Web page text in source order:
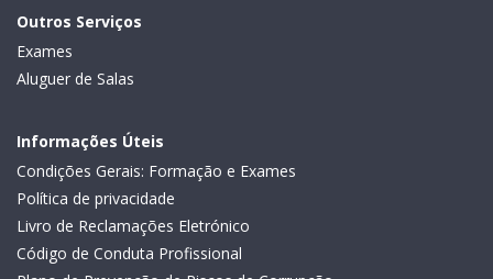
Outros Serviços
Exames
Aluguer de Salas
Informações Úteis
Condições Gerais: Formação e Exames
Política de privacidade
Livro de Reclamações Eletrónico
Código de Conduta Profissional